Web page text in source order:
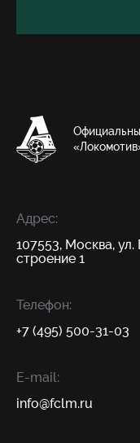
Адрес:
107553, Москва, ул.
строение 1
Телефон:
+7 (495) 500-31-03
E-mail:
info@fсlm.ru